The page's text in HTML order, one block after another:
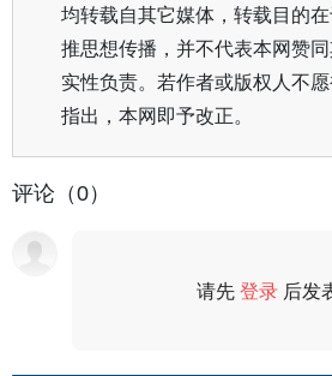
均转载自其它媒体，转载目的
推思想传播，并不代表本网赞
实性负责。若作者或版权人不
指出，本网即予改正。
评论（0）
请先登录 后发